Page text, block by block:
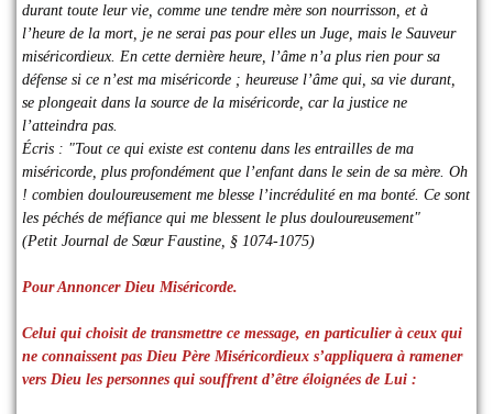
durant toute leur vie, comme une tendre mère son nourrisson, et à
l’heure de la mort, je ne serai pas pour elles un Juge, mais le Sauveur
miséricordieux. En cette dernière heure, l’âme n’a plus rien pour sa
défense si ce n’est ma miséricorde ; heureuse l’âme qui, sa vie durant,
se plongeait dans la source de la miséricorde, car la justice ne
l’atteindra pas.
Écris : "Tout ce qui existe est contenu dans les entrailles de ma
miséricorde, plus profondément que l’enfant dans le sein de sa mère. Oh
! combien douloureusement me blesse l’incrédulité en ma bonté. Ce sont
les péchés de méfiance qui me blessent le plus douloureusement"
(Petit Journal de Sœur Faustine, § 1074-1075)
Pour Annoncer Dieu Miséricorde.
Celui qui choisit de transmettre ce message, en particulier à ceux qui
ne connaissent pas Dieu Père Miséricordieux s’appliquera à ramener
vers Dieu les personnes qui souffrent d’être éloignées de Lui :